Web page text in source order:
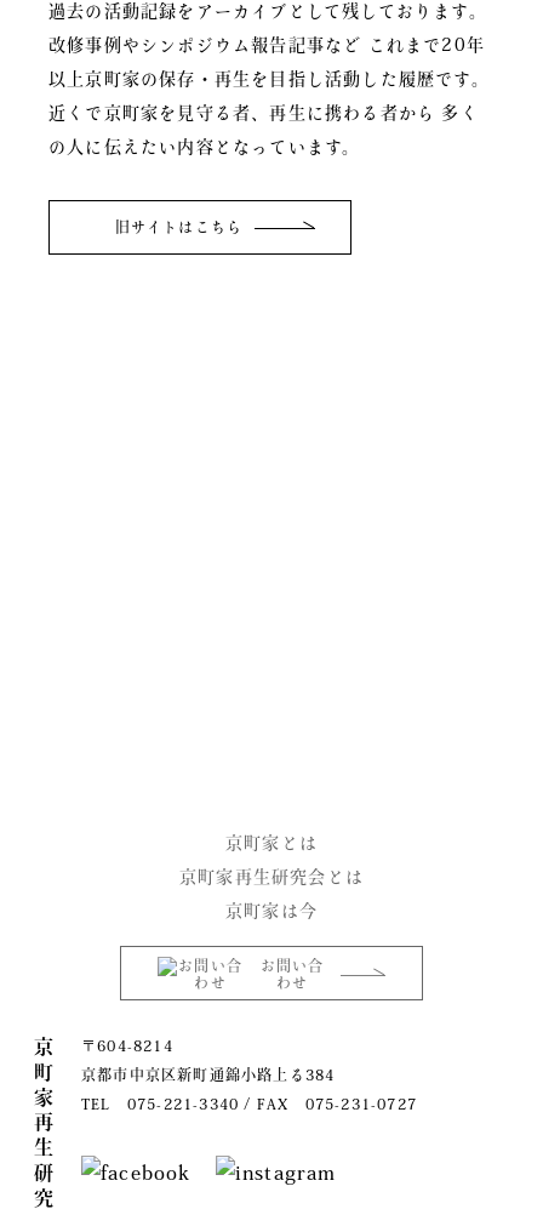
過去の活動記録をアーカイブとして残しております。
改修事例やシンポジウム報告記事など
これまで20年
以上京町家の保存・再生を目指し活動した履歴です。
近くで京町家を見守る者、再生に携わる者から
多く
の人に伝えたい内容となっています。
旧サイトはこちら
京町家とは
京町家再生研究会とは
京町家は今
お問い合
わせ
京町家再生研究会
〒604-8214
京都市中京区新町通錦小路上る384
TEL 075-221-3340 / FAX 075-231-0727